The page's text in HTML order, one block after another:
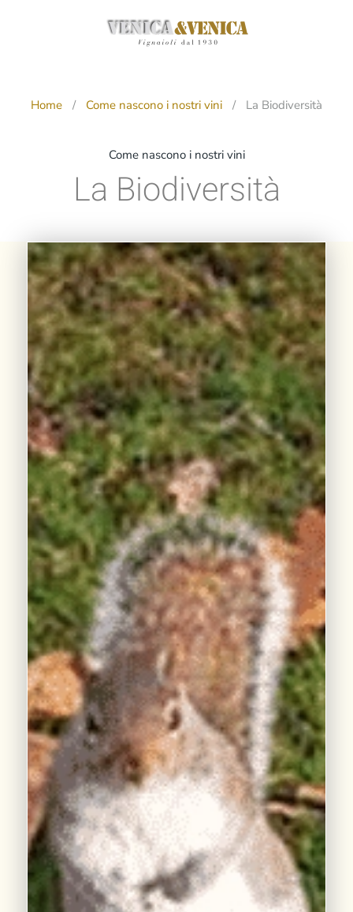
principale
Home Come nascono i nostri vini La Biodiversità
Come nascono i nostri vini
La Biodiversità